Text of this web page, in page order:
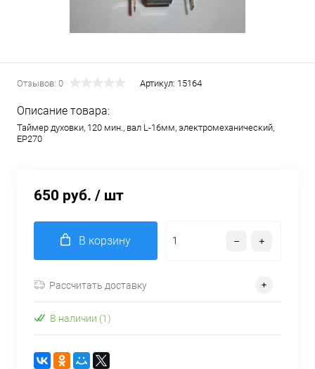
Отзывов: 0 Артикул: 15164
Описание товара:
Таймер духовки, 120 мин., вал L-16мм, электромеханический,
EP270
650 руб. / шт
В корзину
Рассчитать доставку
В наличии (1)